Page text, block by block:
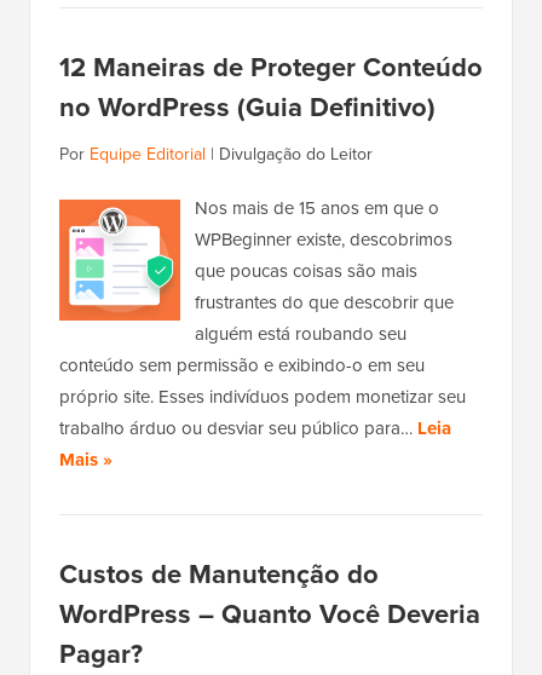
12 Maneiras de Proteger Conteúdo
no WordPress (Guia Definitivo)
Por Equipe Editorial | Divulgação do Leitor
Nos mais de 15 anos em que o
WPBeginner existe, descobrimos
que poucas coisas são mais
frustrantes do que descobrir que
alguém está roubando seu
conteúdo sem permissão e exibindo-o em seu
próprio site. Esses indivíduos podem monetizar seu
trabalho árduo ou desviar seu público para… Leia
Mais »
Custos de Manutenção do
WordPress – Quanto Você Deveria
Pagar?